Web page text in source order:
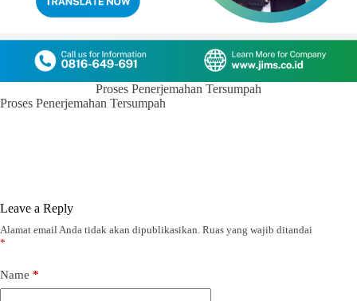
Proses Penerjemahan Tersumpah
Proses Penerjemahan Tersumpah
Leave a Reply
Alamat email Anda tidak akan dipublikasikan. Ruas yang wajib ditandai
*
Name *